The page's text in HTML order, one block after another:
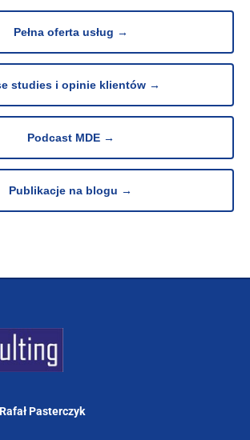
Pełna oferta usług →
studies i opinie klientów →
Podcast MDE →
Publikacje na blogu →
Pasterczyk